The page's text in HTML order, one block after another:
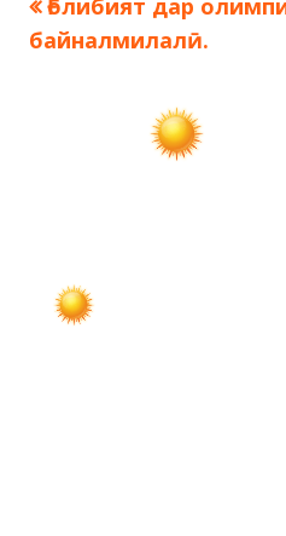
Навигация
записям
запись:
Ғолибият дар
байналмилалӣ.